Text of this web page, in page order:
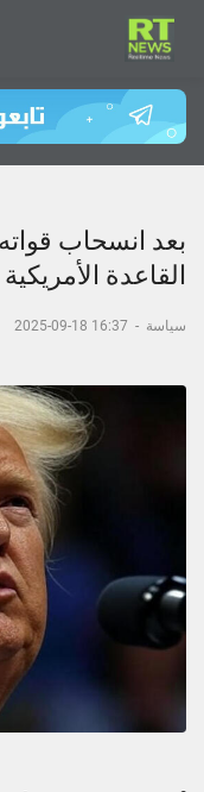
بعد انسحاب
القاعدة
سياسة -
16:37 18-09-2025